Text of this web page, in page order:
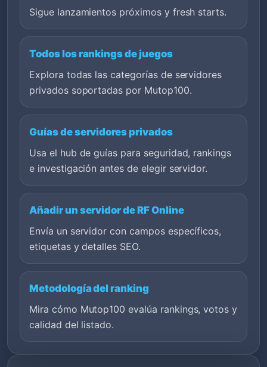
Sigue lanzamientos próximos y fresh starts.
Todos los rankings de juegos
Explora todas las categorías de servidores
privados soportadas por Mutop100.
Guías de servidores privados
Usa el hub de guías para seguridad, rankings
e investigación antes de elegir servidor.
Añadir un servidor de RF Online
Envía un servidor con campos específicos,
etiquetas y detalles SEO.
Metodología del ranking
Mira cómo Mutop100 evalúa rankings, votos y
calidad del listado.